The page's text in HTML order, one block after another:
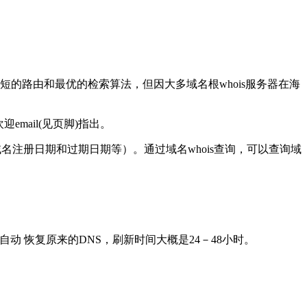
的路由和最优的检索算法，但因大多域名根whois服务器在海
email(见页脚)指出。
注册日期和过期日期等）。通过域名whois查询，可以查询域
恢复原来的DNS，刷新时间大概是24－48小时。